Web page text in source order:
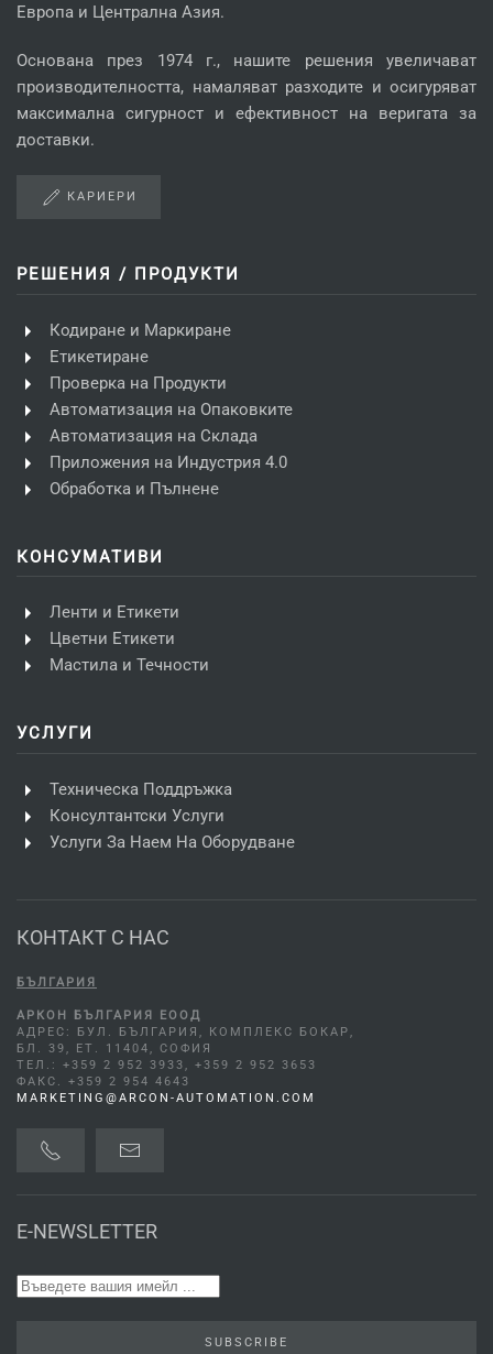
Европа и Централна Азия.
Основана през 1974 г., нашите решения увеличават
производителността, намаляват разходите и осигуряват
максимална сигурност и ефективност на веригата за
доставки.
КАРИЕРИ
РЕШЕНИЯ / ПРОДУКТИ
Кодиране и Маркиране
Етикетиране
Проверка на Продукти
Автоматизация на Опаковките
Автоматизация на Склада
Приложения на Индустрия 4.0
Обработка и Пълнене
КОНСУМАТИВИ
Ленти и Етикети
Цветни Етикети
Мастила и Течности
УСЛУГИ
Техническа Поддръжка
Консултантски Услуги
Услуги За Наем На Оборудване
КОНТАКТ С НАС
БЪЛГАРИЯ
АРКОН БЪЛГАРИЯ ЕООД
АДРЕС: БУЛ. БЪЛГАРИЯ, КОМПЛЕКС БОКАР,
БЛ. 39, ЕТ. 11404, СОФИЯ
ТЕЛ.: +359 2 952 3933, +359 2 952 3653
ФАКС. +359 2 954 4643
MARKETING@ARCON-AUTOMATION.COM
E-NEWSLETTER
SUBSCRIBE